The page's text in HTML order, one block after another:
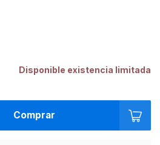
Disponible existencia limitada
Comprar